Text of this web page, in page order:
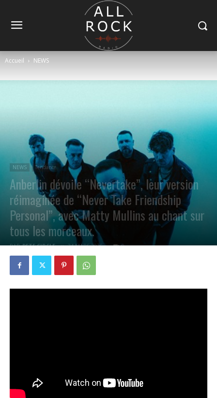
Accueil NEWS
NEWS Tendance
Anberlin dévoile “Nevertake”, leur version
réimaginée de “Never Take Friendship
Personal”, avec Matty Mullins au chant sur
tous les morceaux.
PAR PETE CIRCLE 24 MARS 2025 0